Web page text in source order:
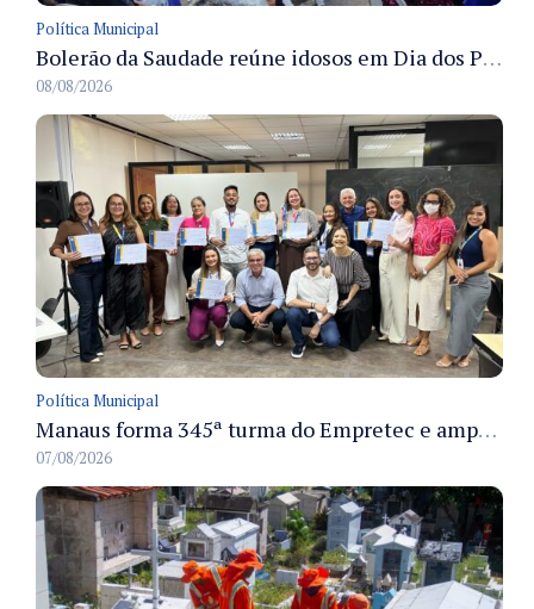
Política Municipal
Bolerão da Saudade reúne idosos em Dia dos Pais promovido pela Fundação Dr. Thomas em Manaus
08/08/2026
Política Municipal
Manaus forma 345ª turma do Empretec e amplia qualificação de empreendedores na cidade
07/08/2026